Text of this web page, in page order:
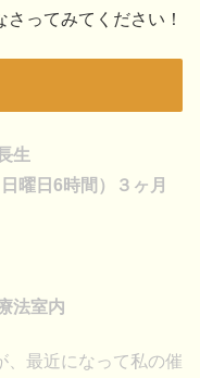
ってみてください！
生
曜日6時間）３ヶ月
法室内
最近になって私の催